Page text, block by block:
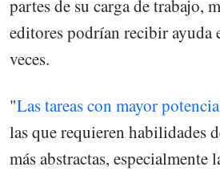
partes de su carga de trabajo,
editores podrían recibir ayuda
veces.
"Las tareas con mayor
las que requieren habilidades
más abstractas, especialmente